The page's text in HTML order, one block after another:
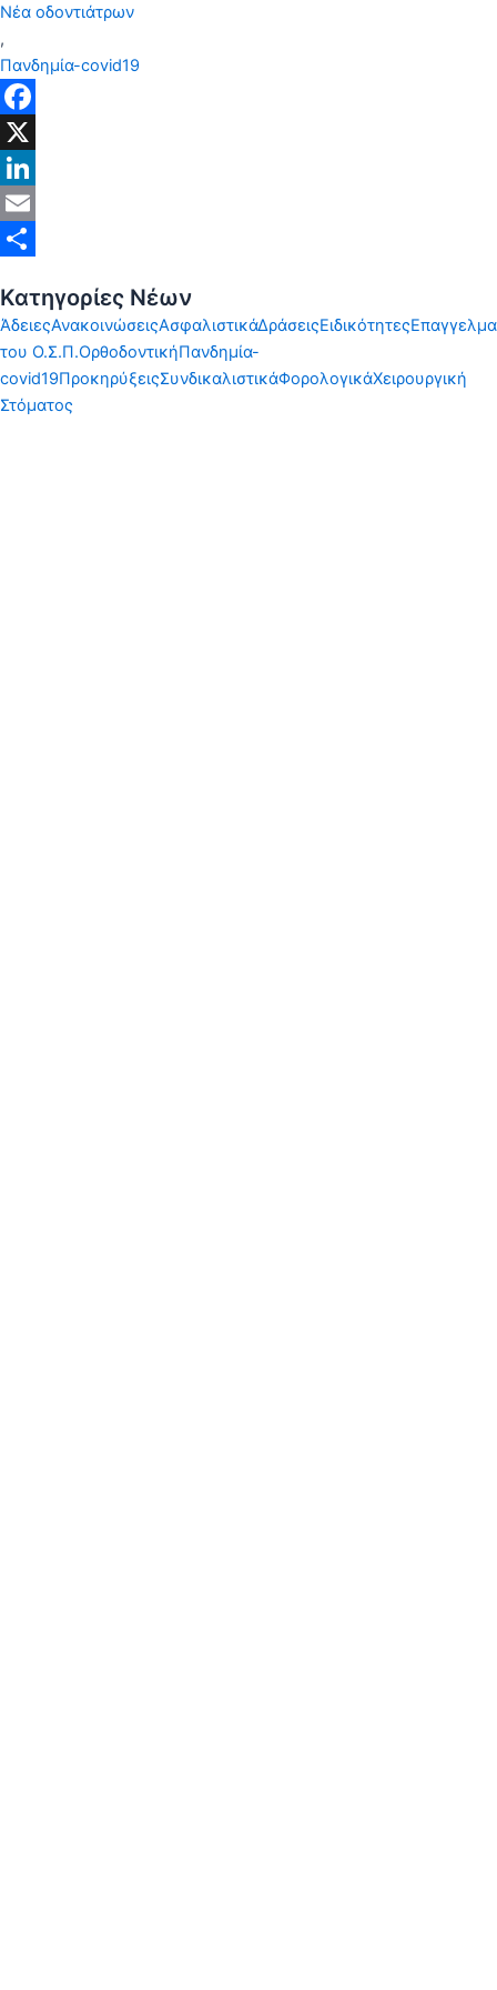
Νέα οδοντιάτρων
,
Πανδημία-covid19
Facebook
X
LinkedIn
Email
Κατηγορίες Νέων
ΆδειεςΑνακοινώσειςΑσφαλιστικάΔράσειςΕιδικότητες
του Ο.Σ.Π.ΟρθοδοντικήΠανδημία-
covid19ΠροκηρύξειςΣυνδικαλιστικάΦορολογικάΧειρουργική
Στόματος